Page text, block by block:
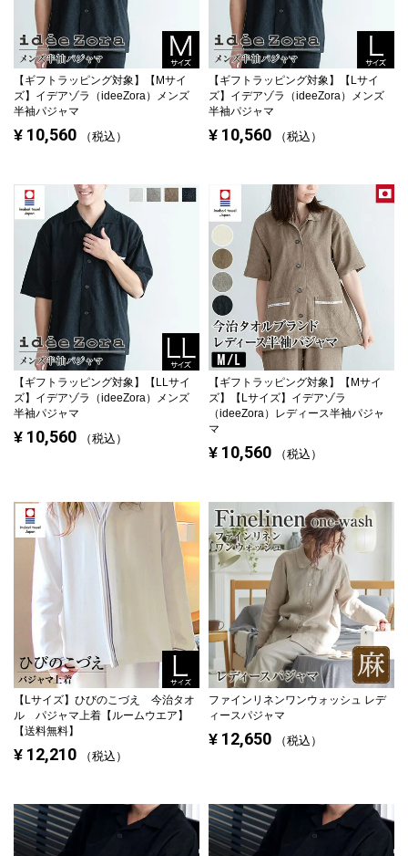
【ギフトラッピング対象】
【Mサイ
ズ】イデアゾラ（ideeZora）メンズ
半袖パジャマ
¥ 10,560 税込
【ギフトラッピング対象】
【Lサイ
ズ】イデアゾラ（ideeZora）メンズ
半袖パジャマ
¥ 10,560 税込
【ギフトラッピング対象】
【LLサイ
ズ】イデアゾラ（ideeZora）メンズ
半袖パジャマ
¥ 10,560 税込
【ギフトラッピング対象】
【Mサイ
ズ】【Lサイズ】イデアゾラ
（ideeZora）レディース半袖パジャ
マ
¥ 10,560 税込
【Lサイズ】 ひびのこづえ 今治タオ
ル パジャマ上着【ルームウエア】
【送料無料】
¥ 12,210 税込
ファインリネンワンウォッシュ レデ
ィースパジャマ
¥ 12,650 税込